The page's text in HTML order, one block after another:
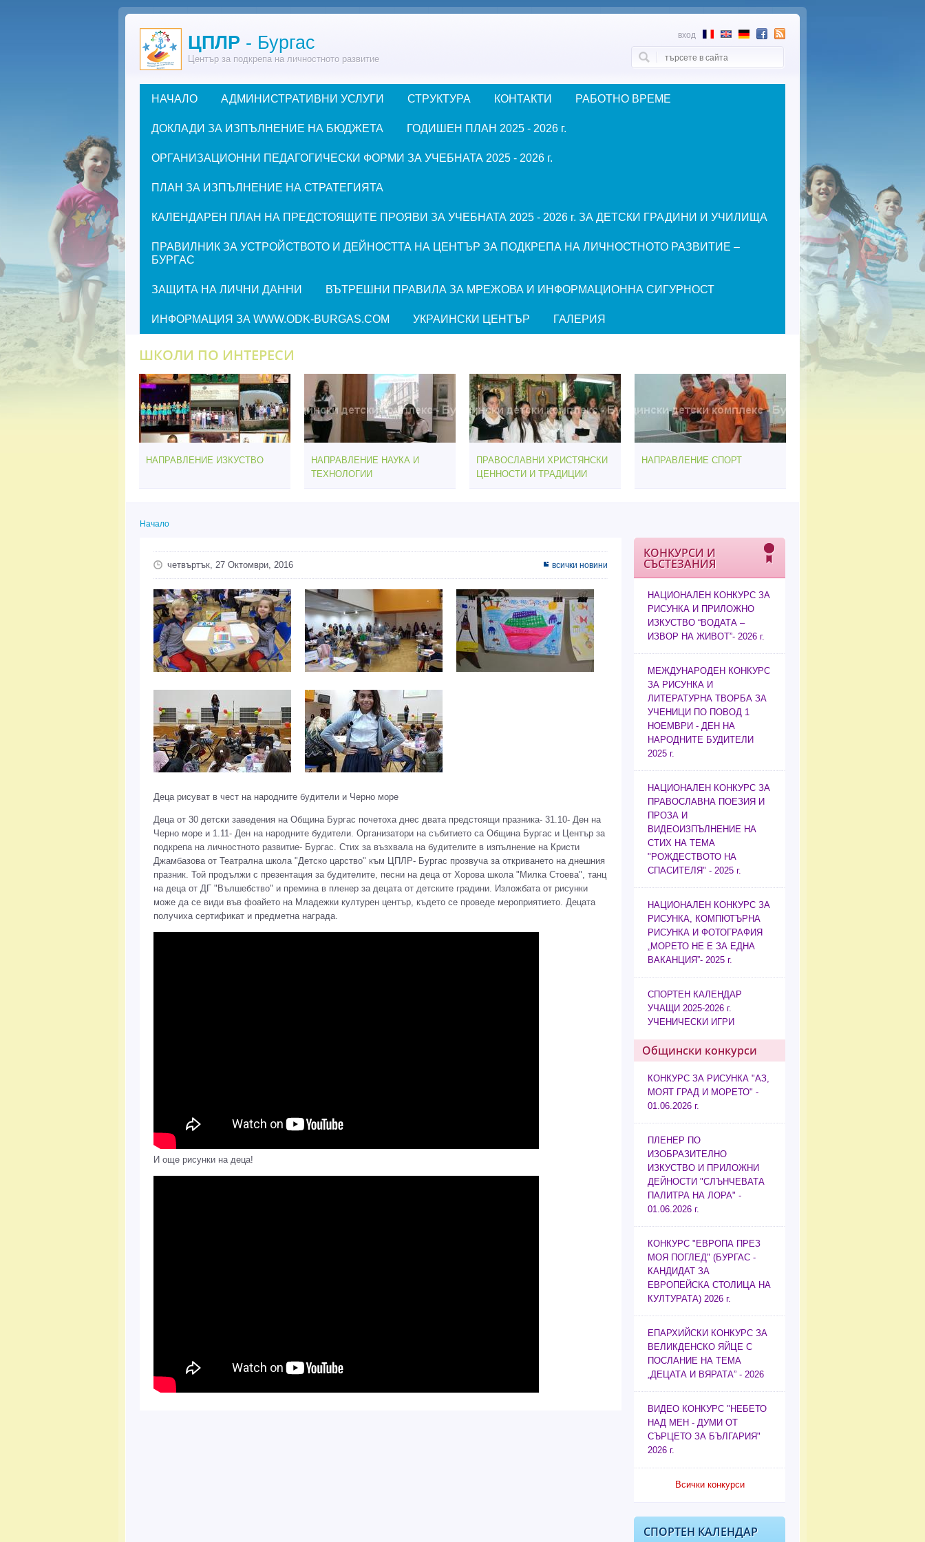
Премини към основното съдържание
ЦПЛР - Бургас
Център за подкрепа на личностното развитие
вход
Форма за търсене
Основно меню
НАЧАЛО АДМИНИСТРАТИВНИ УСЛУГИ СТРУКТУРА КОНТАКТИ РАБОТНО ВРЕМЕ
ДОКЛАДИ ЗА ИЗПЪЛНЕНИЕ НА БЮДЖЕТА ГОДИШЕН ПЛАН 2025 - 2026 г.
ОРГАНИЗАЦИОННИ ПЕДАГОГИЧЕСКИ ФОРМИ ЗА УЧЕБНАТА 2025 - 2026 г.
ПЛАН ЗА ИЗПЪЛНЕНИЕ НА СТРАТЕГИЯТА
КАЛЕНДАРЕН ПЛАН НА ПРЕДСТОЯЩИТЕ ПРОЯВИ ЗА УЧЕБНАТА 2025 - 2026 г. ЗА ДЕТСКИ ГРАДИНИ И УЧИЛИЩА
ПРАВИЛНИК ЗА УСТРОЙСТВОТО И ДЕЙНОСТТА НА ЦЕНТЪР ЗА ПОДКРЕПА НА ЛИЧНОСТНОТО РАЗВИТИЕ –
БУРГАС
ЗАЩИТА НА ЛИЧНИ ДАННИ ВЪТРЕШНИ ПРАВИЛА ЗА МРЕЖОВА И ИНФОРМАЦИОННА СИГУРНОСТ
ИНФОРМАЦИЯ ЗА WWW.ODK-BURGAS.COM УКРАИНСКИ ЦЕНТЪР ГАЛЕРИЯ
ШКОЛИ ПО ИНТЕРЕСИ
НАПРАВЛЕНИЕ ИЗКУСТВО
НАПРАВЛЕНИЕ НАУКА И
ТЕХНОЛОГИИ
ПРАВОСЛАВНИ ХРИСТЯНСКИ
ЦЕННОСТИ И ТРАДИЦИИ
НАПРАВЛЕНИЕ СПОРТ
Начало
четвъртък, 27 Октомври, 2016 всички новини
Деца рисуват в чест на народните будители и Черно море
Деца от 30 детски заведения на Община Бургас почетоха днес двата предстоящи празника- 31.10- Ден на
Черно море и 1.11- Ден на народните будители. Организатори на събитието са Община Бургас и Център за
подкрепа на личностното развитие- Бургас. Стих за възхвала на будителите в изпълнение на Кристи
Джамбазова от Театрална школа "Детско царство" към ЦПЛР- Бургас прозвуча за откриването на днешния
празник. Той продължи с презентация за будителите, песни на деца от Хорова школа "Милка Стоева", танц
на деца от ДГ "Вълшебство" и премина в пленер за децата от детските градини. Изложбата от рисунки
може да се види във фоайето на Младежки културен център, където се проведе мероприятието. Децата
получиха сертификат и предметна награда.
И още рисунки на деца!
КОНКУРСИ И
СЪСТЕЗАНИЯ
НАЦИОНАЛЕН КОНКУРС ЗА
РИСУНКА И ПРИЛОЖНО
ИЗКУСТВО “ВОДАТА –
ИЗВОР НА ЖИВОТ”- 2026 г.
МЕЖДУНАРОДЕН КОНКУРС
ЗА РИСУНКА И
ЛИТЕРАТУРНА ТВОРБА ЗА
УЧЕНИЦИ ПО ПОВОД 1
НОЕМВРИ - ДЕН НА
НАРОДНИТЕ БУДИТЕЛИ
2025 г.
НАЦИОНАЛЕН КОНКУРС ЗА
ПРАВОСЛАВНА ПОЕЗИЯ И
ПРОЗА И
ВИДЕОИЗПЪЛНЕНИЕ НА
СТИХ НА ТЕМА
"РОЖДЕСТВОТО НА
СПАСИТЕЛЯ" - 2025 г.
НАЦИОНАЛЕН КОНКУРС ЗА
РИСУНКА, КОМПЮТЪРНА
РИСУНКА И ФОТОГРАФИЯ
„МОРЕТО НЕ Е ЗА ЕДНА
ВАКАНЦИЯ”- 2025 г.
СПОРТЕН КАЛЕНДАР
УЧАЩИ 2025-2026 г.
УЧЕНИЧЕСКИ ИГРИ
Общински конкурси
КОНКУРС ЗА РИСУНКА "АЗ,
МОЯТ ГРАД И МОРЕТО" -
01.06.2026 г.
ПЛЕНЕР ПО
ИЗОБРАЗИТЕЛНО
ИЗКУСТВО И ПРИЛОЖНИ
ДЕЙНОСТИ "СЛЪНЧЕВАТА
ПАЛИТРА НА ЛОРА" -
01.06.2026 г.
КОНКУРС "ЕВРОПА ПРЕЗ
МОЯ ПОГЛЕД" (БУРГАС -
КАНДИДАТ ЗА
ЕВРОПЕЙСКА СТОЛИЦА НА
КУЛТУРАТА) 2026 г.
ЕПАРХИЙСКИ КОНКУРС ЗА
ВЕЛИКДЕНСКО ЯЙЦЕ С
ПОСЛАНИЕ НА ТЕМА
„ДЕЦАТА И ВЯРАТА” - 2026
ВИДЕО КОНКУРС "НЕБЕТО
НАД МЕН - ДУМИ ОТ
СЪРЦЕТО ЗА БЪЛГАРИЯ"
2026 г.
Всички конкурси
СПОРТЕН КАЛЕНДАР